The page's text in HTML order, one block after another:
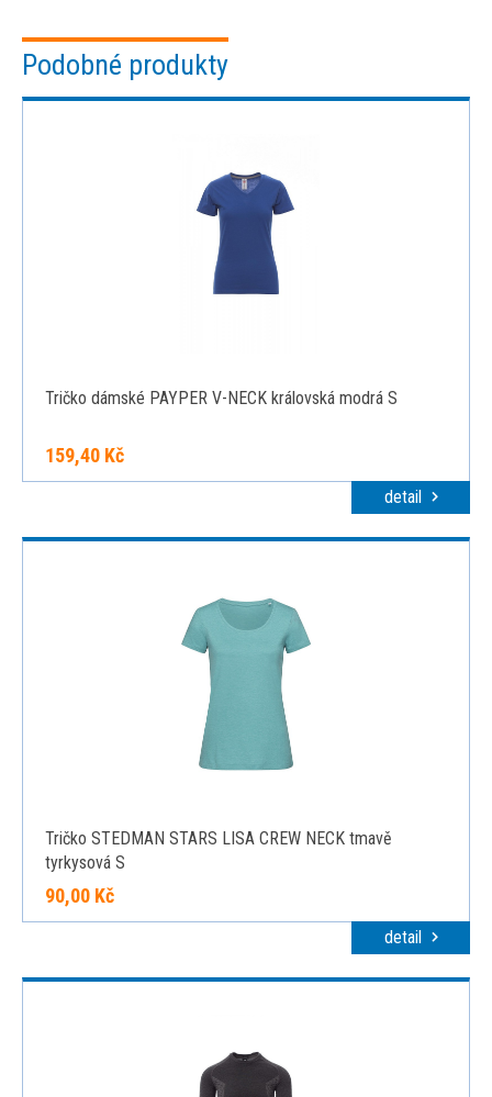
Podobné produkty
Tričko dámské PAYPER V-NECK královská modrá S
159,40 Kč
detail
Tričko STEDMAN STARS LISA CREW NECK tmavě
tyrkysová S
90,00 Kč
detail